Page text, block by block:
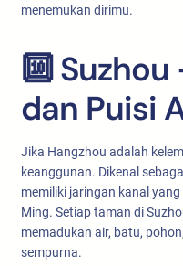
menemukan dirimu.
🔟 Suzhou
dan Puisi
Jika Hangzhou adalah
keanggunan. Dikenal
memiliki jaringan kanal
Ming. Setiap taman di
memadukan air, batu,
sempurna.